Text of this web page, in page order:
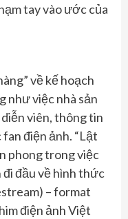
tay vào ước của
về kế hoạch
như việc nhà sản
viên, thông tin
fan điện ảnh. “Lật
phong trong việc
đi đầu về hình thức
– format
điện ảnh Việt